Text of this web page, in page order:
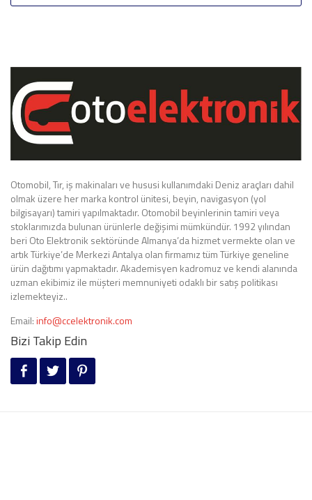
Otomobil, Tır, iş makinaları ve hususi kullanımdaki Deniz araçları dahil
olmak üzere her marka kontrol ünitesi, beyin, navigasyon (yol
bilgisayarı) tamiri yapılmaktadır. Otomobil beyinlerinin tamiri veya
stoklarımızda bulunan ürünlerle değişimi mümkündür. 1992 yılından
beri Oto Elektronik sektöründe Almanya’da hizmet vermekte olan ve
artık Türkiye’de Merkezi Antalya olan firmamız tüm Türkiye geneline
ürün dağıtımı yapmaktadır. Akademisyen kadromuz ve kendi alanında
uzman ekibimiz ile müşteri memnuniyeti odaklı bir satış politikası
izlemekteyiz..
Email:info@ccelektronik.com
Bizi Takip Edin